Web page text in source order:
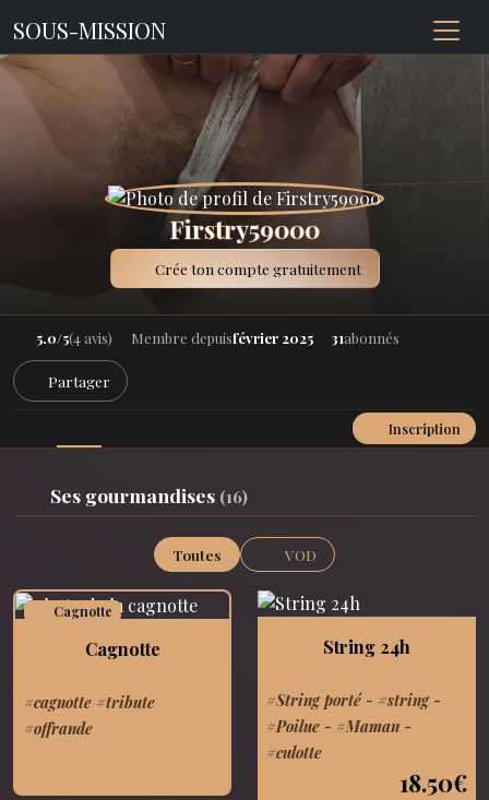
SOUS-MISSION
Firstry59000
Crée ton compte gratuitement
5.0/5(4 avis) Membre depuisfévrier 2025 31abonnés
Partager
Inscription
Ses gourmandises (16)
Toutes VOD
Cagnotte
Cagnotte
#cagnotte #tribute
#offrande
String 24h
#String porté - #string -
#Poilue - #Maman -
#culotte
18.50€